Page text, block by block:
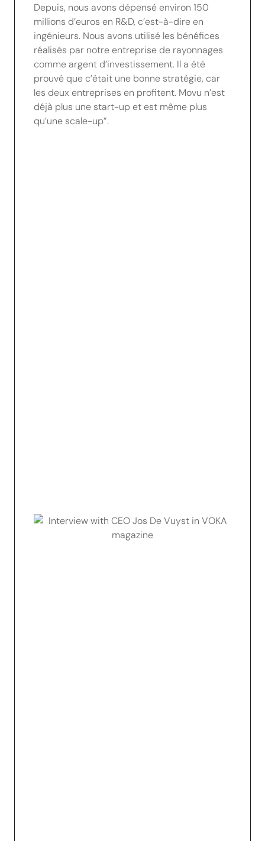
Depuis, nous avons dépensé environ 150
millions d’euros en R&D, c’est-à-dire en
ingénieurs. Nous avons utilisé les bénéfices
réalisés par notre entreprise de rayonnages
comme argent d’investissement. Il a été
prouvé que c’était une bonne stratégie, car
les deux entreprises en profitent. Movu n’est
déjà plus une start-up et est même plus
qu’une scale-up”.